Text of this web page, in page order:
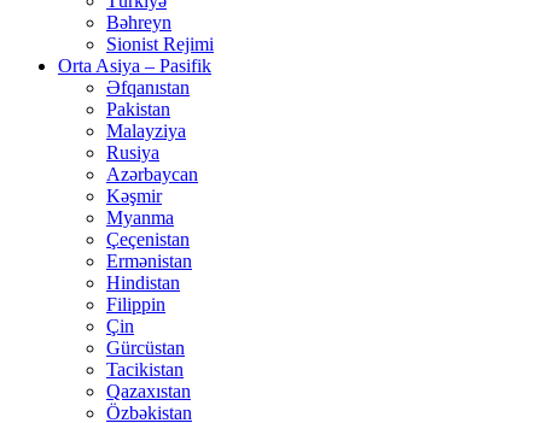
Bəhreyn
Sionist Rejimi
Orta Asiya – Pasifik
Əfqanıstan
Pakistan
Malayziya
Rusiya
Azərbaycan
Kəşmir
Myanma
Çeçenistan
Ermənistan
Hindistan
Filippin
Çin
Gürcüstan
Tacikistan
Qazaxıstan
Özbəkistan